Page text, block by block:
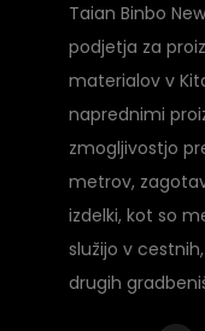
Taian Binbo
podjetja za
materialov v
naprednimi
zmogljivostjo
metrov,
izdelki, kot so
služijo v
drugih